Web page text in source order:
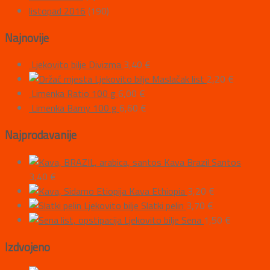
listopad 2016 (190)
Najnovije
Ljekovito bilje Divizma 3,40 €
Ljekovito bilje Maslačak list 2,20 €
Limenka Ratio 100 g 6,00 €
Limenka Barny 100 g 6,60 €
Najprodavanije
Kava Brazil Santos
3,40 €
Kava Ethiopia 3,20 €
Ljekovito bilje Slatki pelin 3,70 €
Ljekovito bilje Sena 1,50 €
Izdvojeno